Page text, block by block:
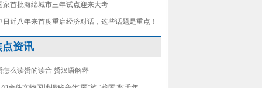
家首批海绵城市三年试点迎来大考
日近八年来首度重启经济对话，这些话题是重点！
点资讯
怎么读赟的读音 赟汉语解释